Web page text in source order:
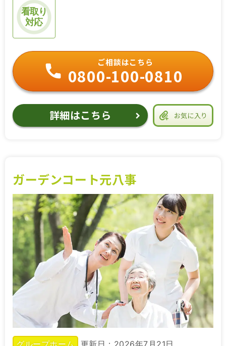
看取り
対応
お気に入り
ご相談はこちら
0800-100-0810
詳細はこちら
ガーデンコート元八事
グループホーム 更新日：2026年7月21日